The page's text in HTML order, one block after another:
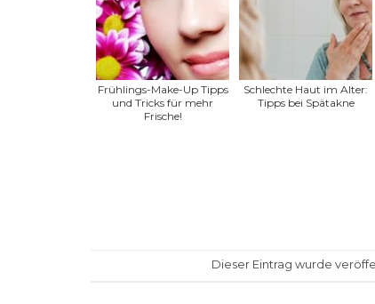
Frühlings-Make-Up Tipps
und Tricks für mehr
Frische!
Schlechte Haut im Alter:
Tipps bei Spätakne
Dieser Eintrag wurde